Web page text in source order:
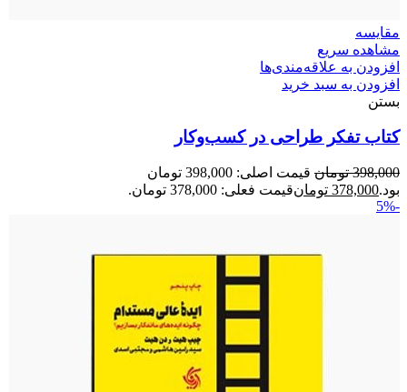
مقایسه
مشاهده سریع
افزودن به علاقه‌مندی‌ها
افزودن به سبد خرید
بستن
کتاب تفکر طراحی در کسب‌وکار
398,000 تومان
قیمت اصلی: 398,000 تومان
بود.378,000 تومانقیمت فعلی: 378,000 تومان.
-5%